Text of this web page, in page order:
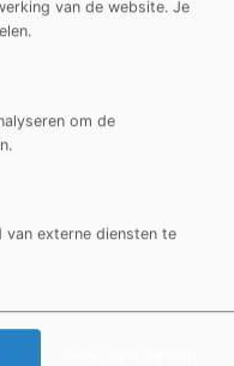
van de website. Je
om de
van externe diensten te